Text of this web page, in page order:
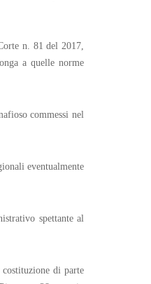
n. 81 del 2017,
a quelle norme
commessi nel
eventualmente
spettante al
di parte